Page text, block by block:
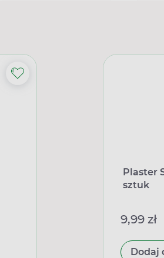
Plaster
sztuk
9,99 zł
Dodaj